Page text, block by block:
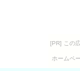
[PR] この
ホームペ